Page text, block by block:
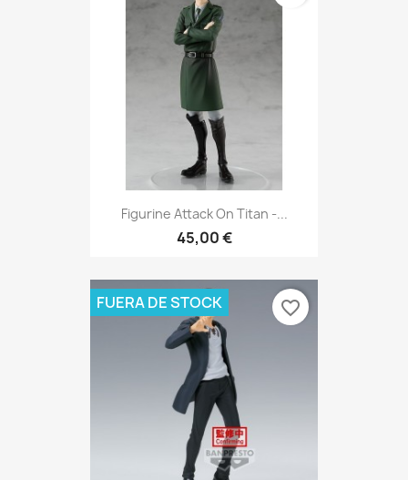
Figurine Attack On Titan -...
45,00 €
FUERA DE STOCK favorite_border